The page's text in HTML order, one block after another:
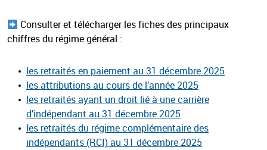
Consulter et télécharger les fiches des principaux
chiffres du régime général :
les retraités en paiement au 31 décembre 2025
les attributions au cours de l’année 2025
les retraités ayant un droit lié à une carrière
d’indépendant au 31 décembre 2025
les retraités du régime complémentaire des
indépendants (RCI) au 31 décembre 2025